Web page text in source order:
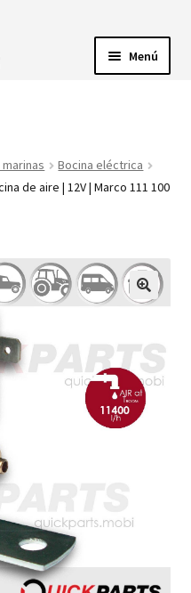
Menú
Bocina eléctrica
de aire | 12V | Marco 111 100